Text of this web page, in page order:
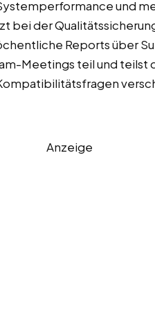
und
bei der
Reports über
Meetings teil und teilst
Anzeige